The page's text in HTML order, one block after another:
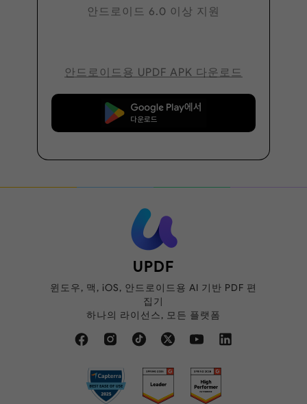
안드로이드 6.0 이상 지원
안드로이드용 UPDF APK 다운로드
무료로 다운로드
UPDF
윈도우, 맥, iOS, 안드로이드용 AI 기반 PDF 편
집기
하나의 라이선스, 모든 플랫폼